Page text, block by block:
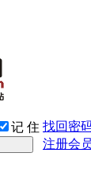
记 住 找回密
注册会